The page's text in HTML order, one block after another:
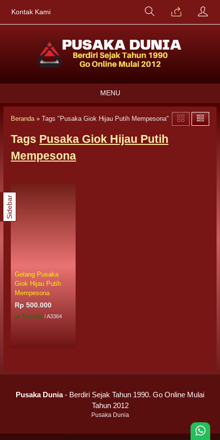
Kontak Kami
MENU
Beranda» Tags "Pusaka Giok Hijau Putih Mempesona"
Tags Pusaka Giok Hijau Putih
Mempesona
Gelang Pusaka
Giok Hijau Putih
Mempesona
Rp 500.000
Tersedia / A3364
Sidebar
Pusaka Dunia- Berdiri Sejak Tahun 1990. Go Online Mulai
Tahun 2012
Pusaka Dunia